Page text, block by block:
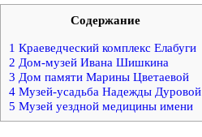
Содержание
1 Краеведческий комплекс Елабуги
2 Дом-музей Ивана Шишкина
3 Дом памяти Марины Цветаевой
4 Музей-усадьба Надежды Дуровой
5 Музей уездной медицины имени